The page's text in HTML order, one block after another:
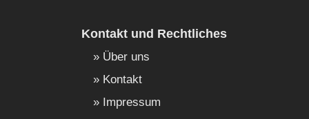
Kontakt und Rechtliches
Über uns
Kontakt
Impressum